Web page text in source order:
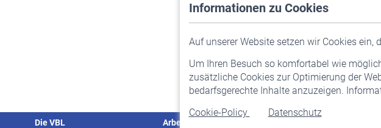
Informationen zu Cookies
Auf unserer Website setzen wir Cookies ein,
Um Ihren Besuch so komfortabel wie
zusätzliche Cookies zur Optimierung der
bedarfsgerechte Inhalte anzuzeigen.
Cookie-Policy
Datenschutz
Die VBL
Arbeitgeber